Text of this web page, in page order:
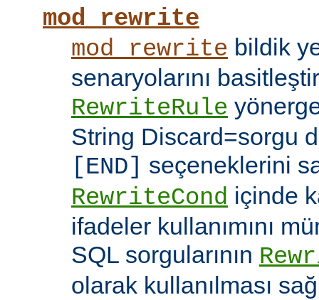
mod_rewrite
mod_rewrite bildik
senaryolarını
RewriteRule
String Discard=sorgu
[END]
seçeneklerini
RewriteCond içinde
ifadeler kullanımını
SQL sorgularının
olarak kullanılması